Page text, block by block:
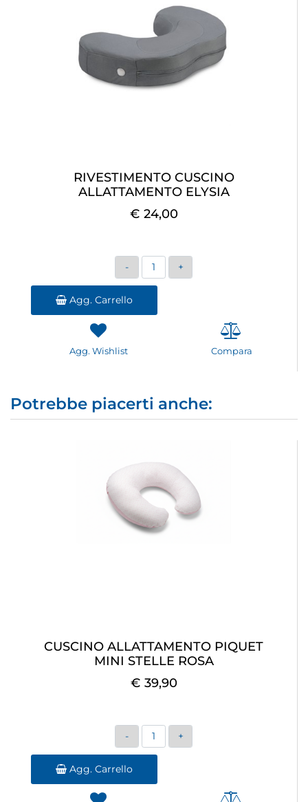
RIVESTIMENTO CUSCINO
ALLATTAMENTO ELYSIA
€ 24,00
Quantità
Agg. Carrello
Agg. Wishlist Compara
Potrebbe piacerti anche:
CUSCINO ALLATTAMENTO PIQUET
MINI STELLE ROSA
€ 39,90
Quantità
Agg. Carrello